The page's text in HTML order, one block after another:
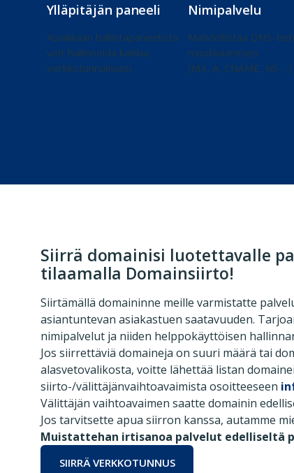
Ylläpitäjän paneeli
Asiakkaan hallintapaneelista
voit hallinnoida kaikkia
verkkotunnuksiasi.
Nimipalvelu
Mahdollistaa DNS-
muokkaamisen
(MX, A, CNAME, NS
Siirrä domainisi luotettavalle
tilaamalla Domainsiirto!
Siirtämällä domaininne meille varmistatte
asiantuntevan asiakastuen saatavuuden.
nimipalvelut ja niiden helppokäyttöisen
Jos siirrettäviä domaineja on suuri määrä tai
alasvetovalikosta, voitte lähettää listan
siirto-/välittäjänvaihtoavaimista osoitteeseen
Välittäjän vaihtoavaimen saatte domainin
Jos tarvitsette apua siirron kanssa, autamme
Muistattehan irtisanoa palvelut edelliseltä
SIIRRÄ VERKKOTUNNUS